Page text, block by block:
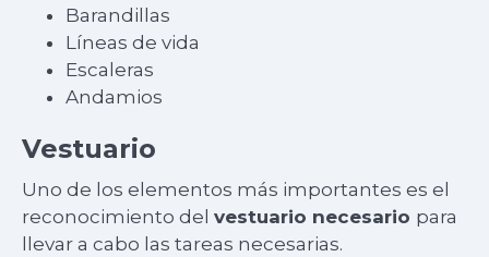
Barandillas
Líneas de vida
Escaleras
Andamios
Vestuario
Uno de los elementos más importantes es el
reconocimiento del vestuario necesario para
llevar a cabo las tareas necesarias.